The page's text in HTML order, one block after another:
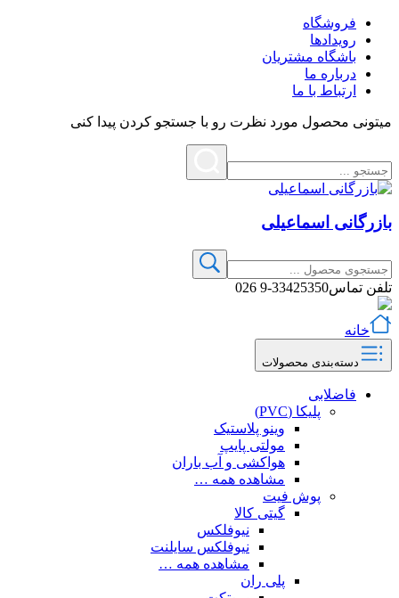
فروشگاه
رویدادها
باشگاه مشتریان
درباره ما
ارتباط با ما
میتونی محصول مورد نظرت رو با جستجو کردن پیدا کنی
بازرگانی اسماعیلی
تلفن تماس33425350-9 026
خانه
دسته‌بندی محصولات
فاضلابی
پلیکا (PVC)
وینو پلاستیک
مولتی پایپ
هواکشی و آب باران
مشاهده همه …
پوش فیت
گیتی کالا
نیوفلکس
نیوفلکس سایلنت
مشاهده همه …
پلی ران